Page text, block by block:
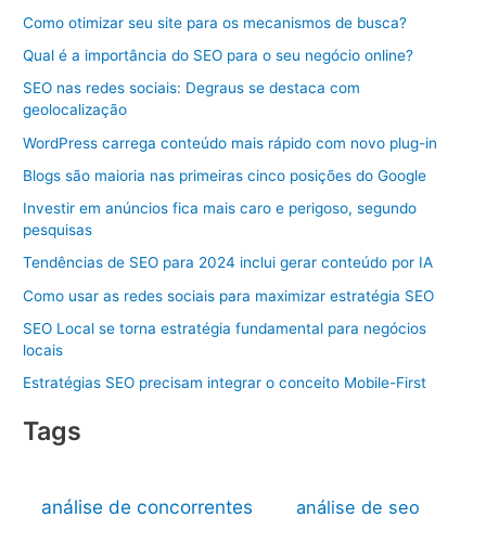
Como otimizar seu site para os mecanismos de busca?
Qual é a importância do SEO para o seu negócio online?
SEO nas redes sociais: Degraus se destaca com
geolocalização
WordPress carrega conteúdo mais rápido com novo plug-in
Blogs são maioria nas primeiras cinco posições do Google
Investir em anúncios fica mais caro e perigoso, segundo
pesquisas
Tendências de SEO para 2024 inclui gerar conteúdo por IA
Como usar as redes sociais para maximizar estratégia SEO
SEO Local se torna estratégia fundamental para negócios
locais
Estratégias SEO precisam integrar o conceito Mobile-First
Tags
análise de concorrentes análise de seo